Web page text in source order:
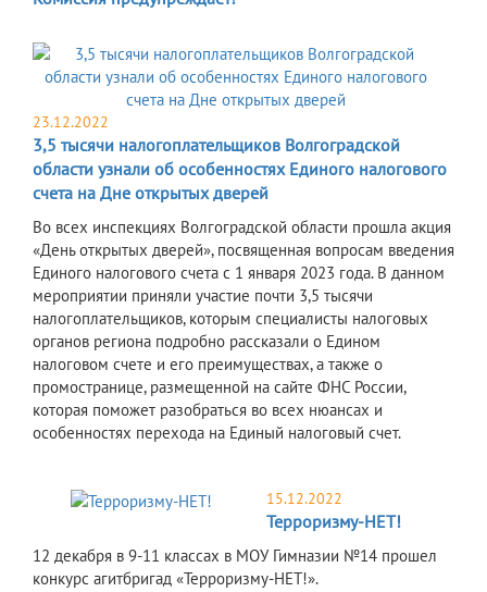
23.12.2022
3,5 тысячи налогоплательщиков Волгоградской
области узнали об особенностях Единого налогового
счета на Дне открытых дверей
Во всех инспекциях Волгоградской области прошла акция
«День открытых дверей», посвященная вопросам введения
Единого налогового счета с 1 января 2023 года. В данном
мероприятии приняли участие почти 3,5 тысячи
налогоплательщиков, которым специалисты налоговых
органов региона подробно рассказали о Едином
налоговом счете и его преимуществах, а также о
промостранице, размещенной на сайте ФНС России,
которая поможет разобраться во всех нюансах и
особенностях перехода на Единый налоговый счет.
15.12.2022
Терроризму-НЕТ!
12 декабря в 9-11 классах в МОУ Гимназии №14 прошел
конкурс агитбригад «Терроризму-НЕТ!».